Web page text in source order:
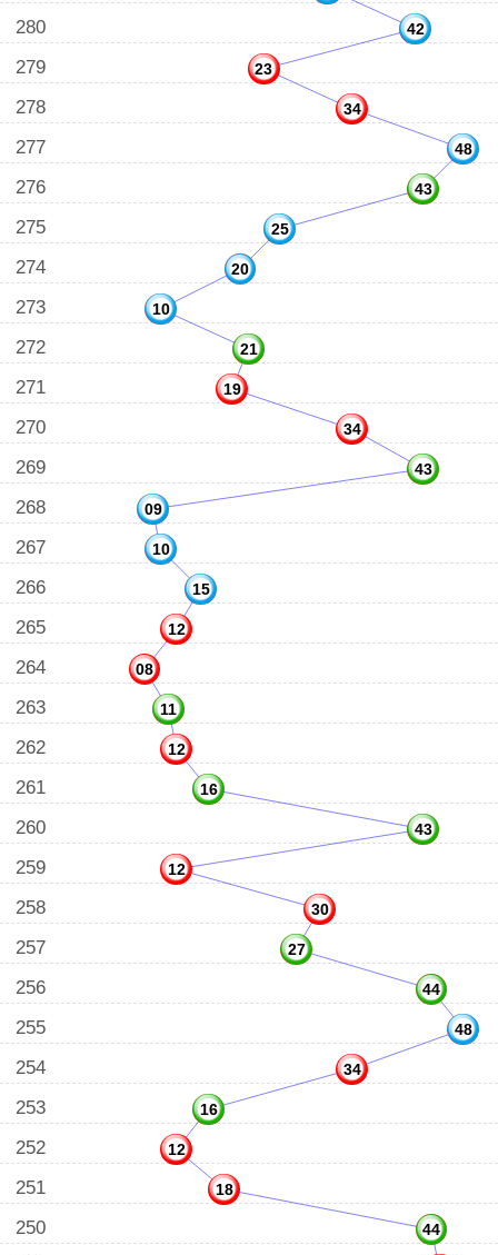
280 42
279 23
278 34
277 48
276 43
275 25
274 20
273 10
272 21
271 19
270 34
269 43
268 09
267 10
266 15
265 12
264 08
263 11
262 12
261 16
260 43
259 12
258 30
257 27
256 44
255 48
254 34
253 16
252 12
251 18
250 44